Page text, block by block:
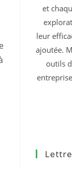
et
leur
ajoutée.
outils